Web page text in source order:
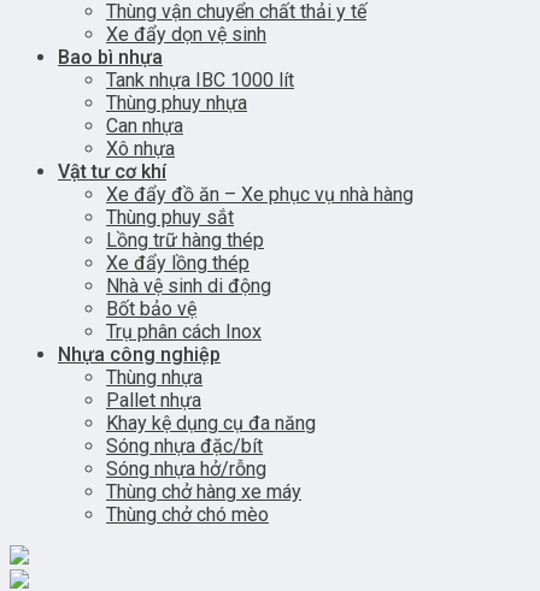
Thùng vận chuyển chất thải y tế
Xe đẩy dọn vệ sinh
Bao bì nhựa
Tank nhựa IBC 1000 lít
Thùng phuy nhựa
Can nhựa
Xô nhựa
Vật tư cơ khí
Xe đẩy đồ ăn – Xe phục vụ nhà hàng
Thùng phuy sắt
Lồng trữ hàng thép
Xe đẩy lồng thép
Nhà vệ sinh di động
Bốt bảo vệ
Trụ phân cách Inox
Nhựa công nghiệp
Thùng nhựa
Pallet nhựa
Khay kệ dụng cụ đa năng
Sóng nhựa đặc/bít
Sóng nhựa hở/rỗng
Thùng chở hàng xe máy
Thùng chở chó mèo